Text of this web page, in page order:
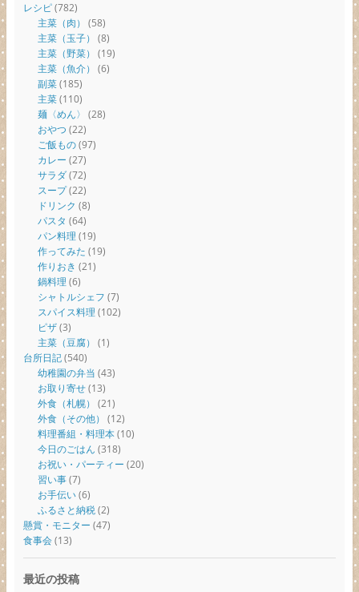
レシピ(782)
主菜（肉） (58)
主菜（玉子） (8)
主菜（野菜） (19)
主菜（魚介） (6)
副菜(185)
主菜(110)
麺〈めん〉 (28)
おやつ (22)
ご飯もの(97)
カレー (27)
サラダ(72)
スープ(22)
ドリンク (8)
パスタ (64)
パン料理 (19)
作ってみた (19)
作りおき (21)
鍋料理 (6)
シャトルシェフ (7)
スパイス料理 (102)
ピザ(3)
主菜（豆腐） (1)
台所日記(540)
幼稚園の弁当 (43)
お取り寄せ(13)
外食（札幌） (21)
外食（その他） (12)
料理番組・料理本(10)
今日のごはん (318)
お祝い・パーティー (20)
習い事(7)
お手伝い(6)
ふるさと納税(2)
懸賞・モニター (47)
食事会(13)
最近の投稿